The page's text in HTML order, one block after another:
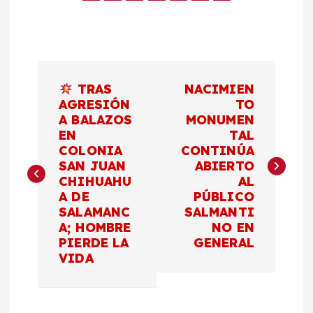
e
TRAS
AGRESIÓN
A BALAZOS
EN
COLONIA
SAN JUAN
CHIHUAHU
A DE
SALAMANC
A; HOMBRE
PIERDE LA
VIDA
NACIMIEN
TO
MONUMEN
TAL
CONTINÚA
ABIERTO
AL
PÚBLICO
SALMANTI
NO EN
GENERAL